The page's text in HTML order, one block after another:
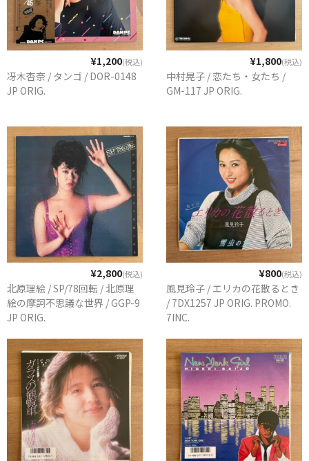
¥1,200(税込)
冴木杏奈 / タンゴ / DOR-0148
JP ORIG.
¥1,800(税込)
中村晃子 / 恋たち・女たち /
GM-117 JP ORIG.
¥2,800(税込)
北原理絵 / SP/78回転 / 北原理
絵の摩訶不思議な世界 / GGP-9
JP ORIG.
¥800(税込)
風見玲子 / エリカの花散るとき
/ 7DX1257 JP ORIG. PROMO.
7INC.